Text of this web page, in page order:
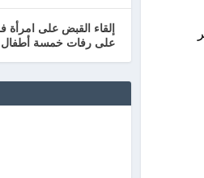
إلقاء القبض على امرأة
على رفات خمسة أطفال